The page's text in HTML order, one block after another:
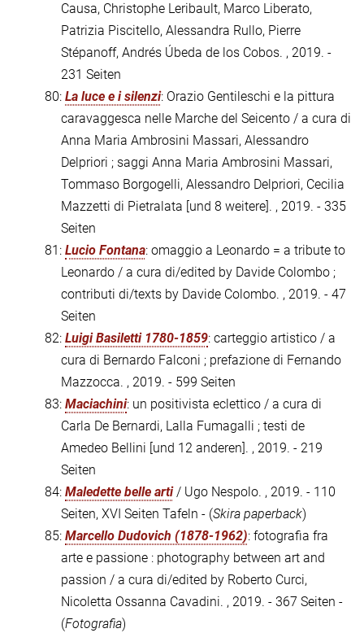
Causa, Christophe Leribault, Marco Liberato,
Patrizia Piscitello, Alessandra Rullo, Pierre
Stépanoff, Andrés Úbeda de los Cobos. , 2019. -
231 Seiten
80: La luce e i silenzi: Orazio Gentileschi e la pittura
caravaggesca nelle Marche del Seicento / a cura di
Anna Maria Ambrosini Massari, Alessandro
Delpriori ; saggi Anna Maria Ambrosini Massari,
Tommaso Borgogelli, Alessandro Delpriori, Cecilia
Mazzetti di Pietralata [und 8 weitere]. , 2019. - 335
Seiten
81: Lucio Fontana: omaggio a Leonardo = a tribute to
Leonardo / a cura di/edited by Davide Colombo ;
contributi di/texts by Davide Colombo. , 2019. - 47
Seiten
82: Luigi Basiletti 1780-1859: carteggio artistico / a
cura di Bernardo Falconi ; prefazione di Fernando
Mazzocca. , 2019. - 599 Seiten
83: Maciachini: un positivista eclettico / a cura di
Carla De Bernardi, Lalla Fumagalli ; testi de
Amedeo Bellini [und 12 anderen]. , 2019. - 219
Seiten
84: Maledette belle arti/ Ugo Nespolo. , 2019. - 110
Seiten, XVI Seiten Tafeln - (Skira paperback)
85: Marcello Dudovich (1878-1962): fotografia fra
arte e passione : photography between art and
passion / a cura di/edited by Roberto Curci,
Nicoletta Ossanna Cavadini. , 2019. - 367 Seiten -
(Fotografia)